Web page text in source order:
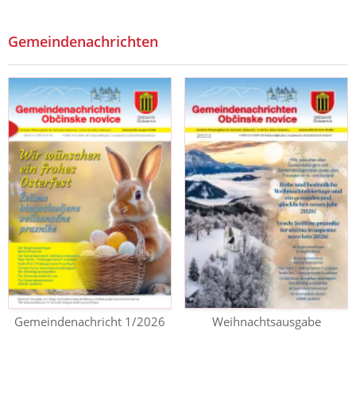
Gemeindenachrichten
Gemeindenachricht 1/2026 Weihnachtsausgabe